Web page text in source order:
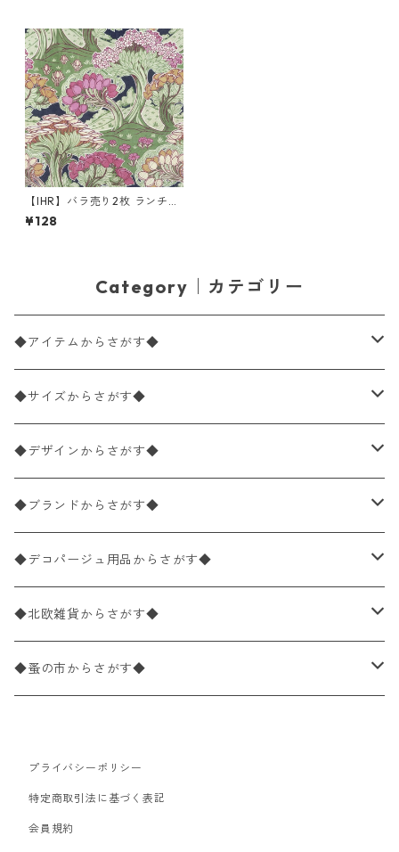
【IHR】バラ売り2枚 ランチサ
イズ ペーパーナプキン SWIRL
ING TREES ダークブルー V&A
¥128
Category｜カテゴリー
◆アイテムからさがす◆
ペーパーナプキン2枚バラ売り
ペーパーナプキン1枚バラ売り
ペーパーナプキン20枚入りパック
ペーパーナプキン10枚入りパック
ライスペーパー
ペーパーリネンナプキン
ワックスペーパー
デコパージュ用品
◆サイズからさがす◆
33×33cm（ランチサイズ）
バラ売り
パック売り
25×25cm（カクテルサイズ）
バラ売り
パック売り
40×40cm（ディナーサイズ）
バラ売り
パック売り
21×21cm（ポケットサイズ）
バラ売り
33cm（ラウンド）
◆デザインからさがす◆
花柄
植物・グリーン柄
動物・鳥・昆虫・蝶柄
海・魚柄
食べ物・フルーツ・野菜・ドリンク柄
食器・カトラリー柄
◆ブランドからさがす◆
ドイツ製 IHR/イア
ランチサイズ
カクテルサイズ
ドイツ製 Ambiente/アンビエンテ
ランチサイズ
ドイツ製 Paperproducts Design
カクテルサイズ
ランチサイズ
カクテルサイズ
ドイツ製 ti-flair/ティーフレア
ランチサイズ
ドイツ製 PAW/パウ
◆デコパージュ用品からさがす◆
デコパージュ液
デコパージュ下地
デコパージュはさみ
3Dデコパージュ
◆北欧雑貨からさがす◆
シリコンモールド
トレイ
ポスター・カレンダー
◆蚤の市からさがす◆
北欧雑貨
デコパージュ用品
プライバシーポリシー
特定商取引法に基づく表記
会員規約